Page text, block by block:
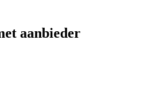
aanbieder